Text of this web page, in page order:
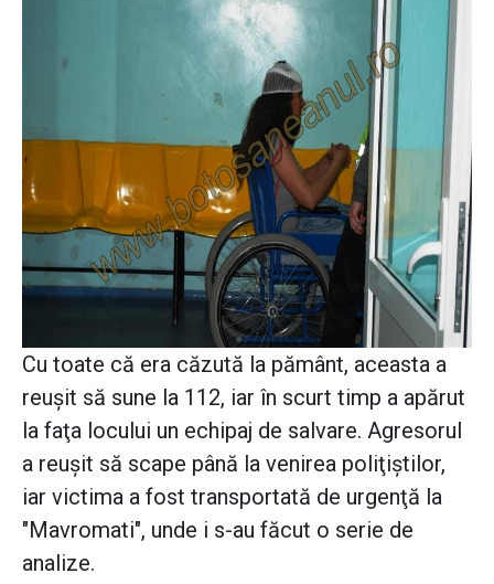
Cu toate că era căzută la pământ, aceasta a
reuşit să sune la 112, iar în scurt timp a apărut
la faţa locului un echipaj de salvare. Agresorul
a reuşit să scape până la venirea poliţiştilor,
iar victima a fost transportată de urgenţă la
"Mavromati", unde i s-au făcut o serie de
analize.